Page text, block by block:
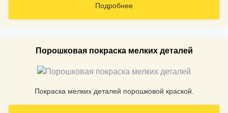
Подробнее
Порошковая покраска мелких деталей
Покраска мелких деталей порошковой краской.